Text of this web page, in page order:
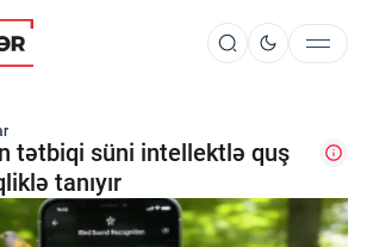
tətbiqi süni intellektlə quş
tanıyır